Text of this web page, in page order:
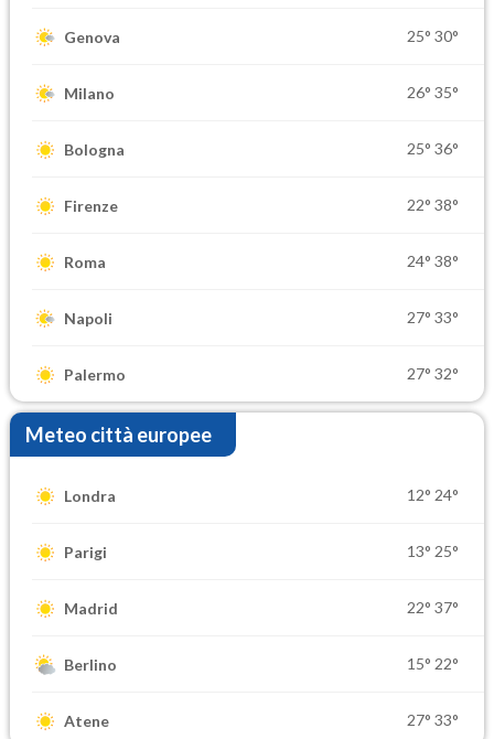
Genova 25° 30°
Milano 26° 35°
Bologna 25° 36°
Firenze 22° 38°
Roma 24° 38°
Napoli 27° 33°
Palermo 27° 32°
Meteo città europee
Londra 12° 24°
Parigi 13° 25°
Madrid 22° 37°
Berlino 15° 22°
Atene 27° 33°